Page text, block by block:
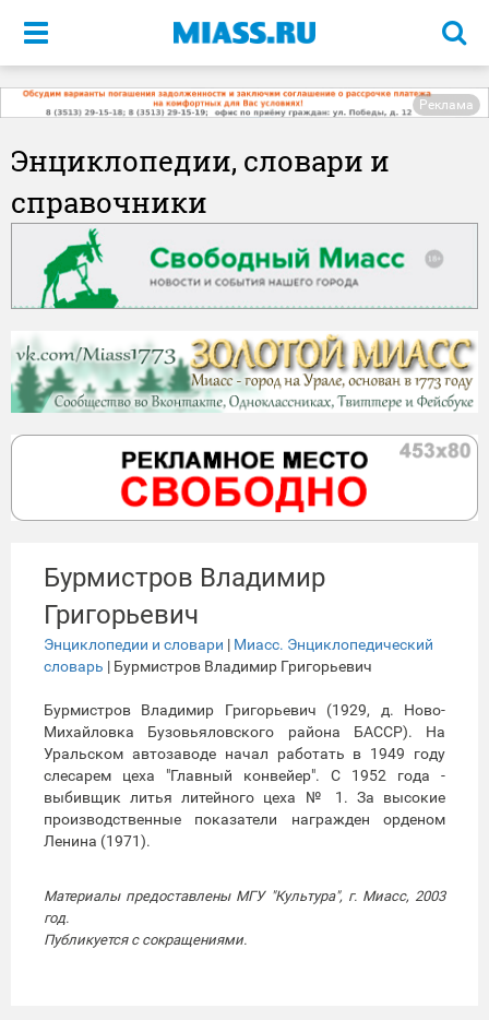
Меню
Реклама
Энциклопедии, словари и
справочники
Бурмистров Владимир
Григорьевич
Энциклопедии и словари | Миасс. Энциклопедический
словарь | Бурмистров Владимир Григорьевич
Бурмистров Владимир Григорьевич (1929, д. Ново-
Михайловка Бузовьяловского района БАССР). На
Уральском автозаводе начал работать в 1949 году
слесарем цеха "Главный конвейер". С 1952 года -
выбивщик литья литейного цеха № 1. За высокие
производственные показатели награжден орденом
Ленина (1971).
Материалы предоставлены МГУ "Культура", г. Миасс, 2003
год.
Публикуется с сокращениями.